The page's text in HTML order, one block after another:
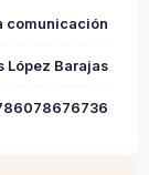
comunicación
López Barajas